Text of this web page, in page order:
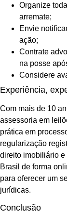
Organize
arremate;
Envie
ação;
Contrate
na posse
Considere
Experiência,
Com mais de 10
assessoria em
prática em
regularização
direito imobiliário e
Brasil de forma
para oferecer um
jurídicas.
Conclusão